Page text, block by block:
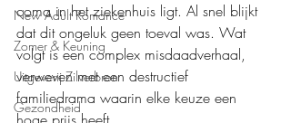
New Adult Romance
Zomer & Keuning
Uitgeverij Zilverbron
Gezondheid
coma in het ziekenhuis ligt. Al snel blijkt
dat dit ongeluk geen toeval was. Wat
volgt is een complex misdaadverhaal,
verweven met een destructief
familiedrama waarin elke keuze een